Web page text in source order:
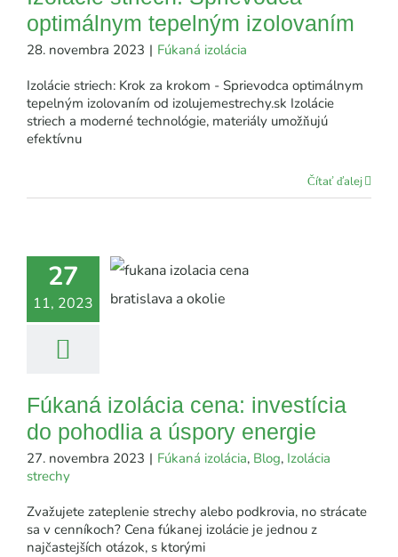
optimálnym tepelným izolovaním
28. novembra 2023 | Fúkaná izolácia
Izolácie striech: Krok za krokom - Sprievodca optimálnym
tepelným izolovaním od izolujemestrechy.sk Izolácie
striech a moderné technológie, materiály umožňujú
efektívnu
Čítať ďalej
27
11, 2023
Fúkaná izolácia cena: investícia
do pohodlia a úspory energie
27. novembra 2023 | Fúkaná izolácia, Blog, Izolácia
strechy
Zvažujete zateplenie strechy alebo podkrovia, no strácate
sa v cenníkoch? Cena fúkanej izolácie je jednou z
najčastejších otázok, s ktorými